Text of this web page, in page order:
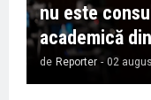
nu este
academică
de Reporter - 02